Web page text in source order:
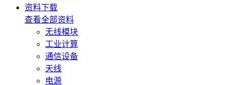
资料下载
查看全部资料
无线模块
工业计算
通信设备
天线
电源